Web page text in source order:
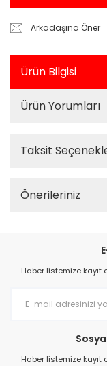
Arkadaşına Öner
Ürün Bilgisi
Ürün Yorumları
Taksit
Önerileriniz
Haber listemize
Haber listemize